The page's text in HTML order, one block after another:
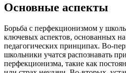
Основные аспекты
Борьба с перфекционизмом у
ключевых аспектов, основанных
педагогических принципах. Во-
школьники учатся распознавать
перфекционизма, такие как